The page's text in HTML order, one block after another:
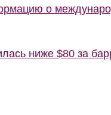
о
ниже $80 за